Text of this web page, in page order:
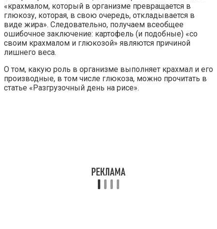
«крахмалом, который в организме превращается в
глюкозу, которая, в свою очередь, откладывается в
виде жира». Следовательно, получаем всеобщее
ошибочное заключение: картофель (и подобные) «со
своим крахмалом и глюкозой» являются причиной
лишнего веса.
О том, какую роль в организме выполняет крахмал и его
производные, в том числе глюкоза, можно прочитать в
статье «Разгрузочный день на рисе».